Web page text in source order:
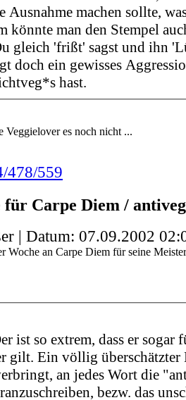
Ausnahme machen sollte,
könnte man den Stempel
gleich 'frißt' sagst und ihn
doch ein gewisses
hast.
Veggielover es noch nicht ...
478/559
für Carpe Diem /
| Datum: 07.09.2002
Woche an Carpe Diem für seine
ist so extrem, dass er sogar
gilt. Ein völlig überschätzter
an jedes Wort die
bezw. das